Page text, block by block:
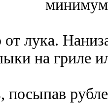
минимум
от лука.
на гриле
посыпав